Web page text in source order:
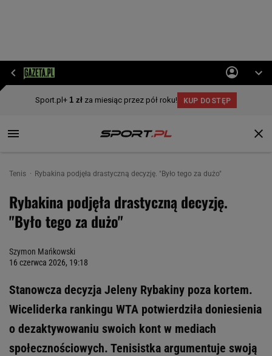
Tenis Rybakina podjęła drastyczną decyzję. "Było tego za dużo"
Rybakina podjęła drastyczną decyzję.
"Było tego za dużo"
Szymon Mańkowski
16 czerwca 2026, 19:18
Stanowcza decyzja Jeleny Rybakiny poza kortem.
Wiceliderka rankingu WTA potwierdziła doniesienia
o dezaktywowaniu swoich kont w mediach
społecznościowych. Tenisistka argumentuje swoją